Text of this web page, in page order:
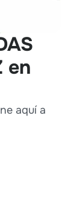
en
aquí a